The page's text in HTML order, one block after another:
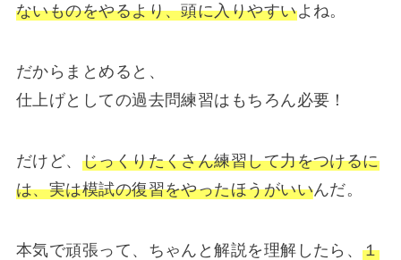
ないものをやるより、頭に入りやすいよね。
だからまとめると、
仕上げとしての過去問練習はもちろん必要！
だけど、 じっくりたくさん練習して力をつけるに
は、実は模試の復習をやったほうがいいんだ。
本気で頑張って、ちゃんと解説を理解したら、１